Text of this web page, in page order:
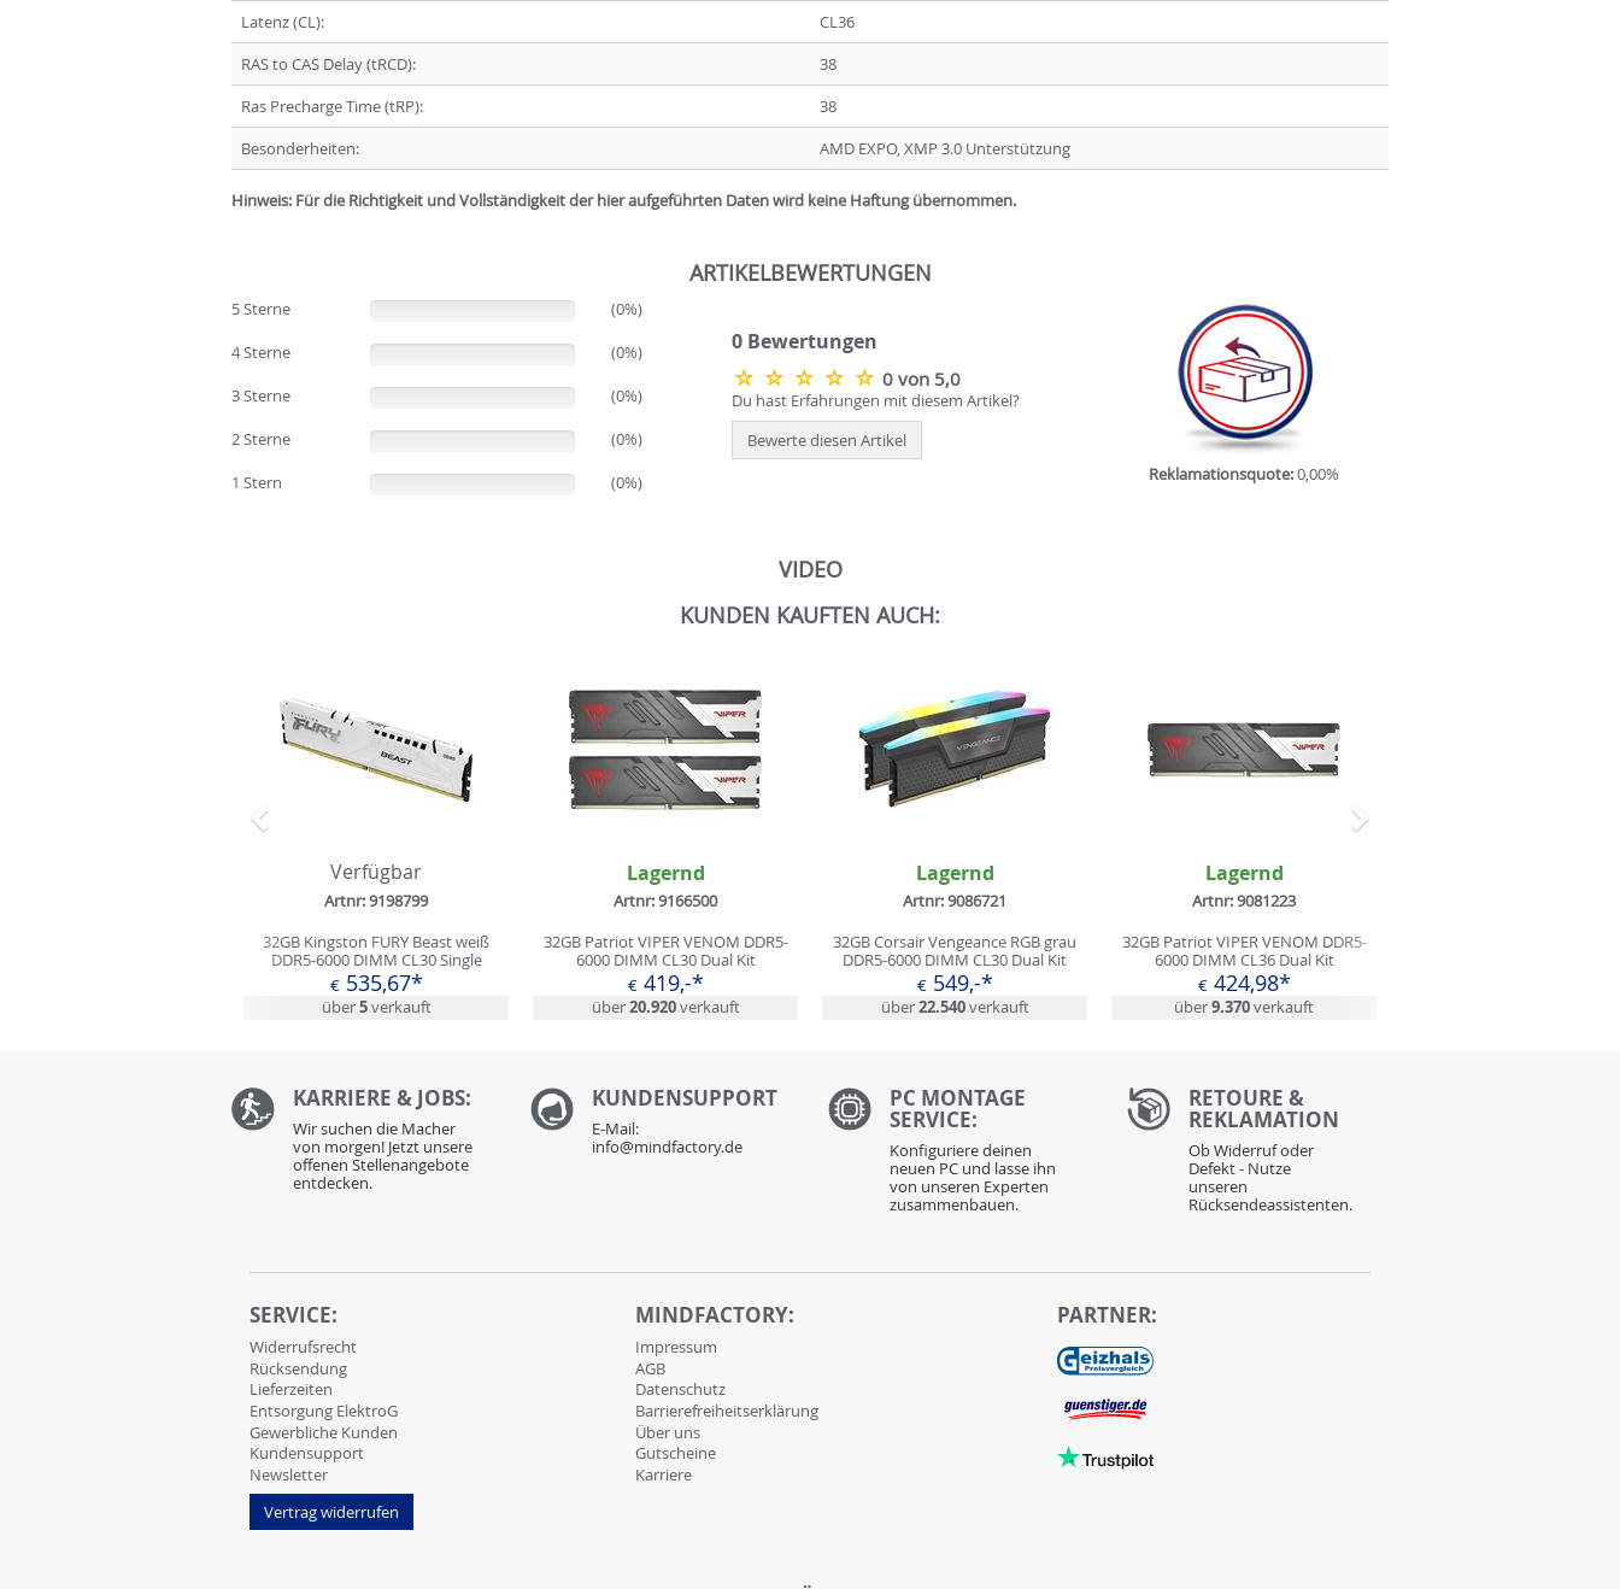
Latenz (CL):
CL36
RAS to CAS Delay (tRCD):
38
Ras Precharge Time (tRP):
38
Besonderheiten:
AMD EXPO, XMP 3.0 Unterstützung
Hinweis: Für die Richtigkeit und Vollständigkeit der hier aufgeführten Daten wird keine Haftung übernommen.
ARTIKELBEWERTUNGEN
5 Sterne
(0%)
4 Sterne
(0%)
3 Sterne
(0%)
2 Sterne
(0%)
1 Stern
(0%)
0 Bewertungen
0 von 5,0
Du hast Erfahrungen mit diesem Artikel?
Bewerte diesen Artikel
Reklamationsquote:0,00%
VIDEO
KUNDEN KAUFTEN AUCH:
Verfügbar
Artnr: 9198799
32GB Kingston FURY Beast weiß
DDR5-6000 DIMM CL30 Single
€535,67*
über5verkauft
Lagernd
Artnr: 9166500
32GB Patriot VIPER VENOM DDR5-
6000 DIMM CL30 Dual Kit
€419,-*
über20.920verkauft
Lagernd
Artnr: 9086721
32GB Corsair Vengeance RGB grau
DDR5-6000 DIMM CL30 Dual Kit
€549,-*
über22.540verkauft
Lagernd
Artnr: 9081223
32GB Patriot VIPER VENOM DDR5-
6000 DIMM CL36 Dual Kit
€424,98*
über9.370verkauft
Zurück Nächstes
KARRIERE & JOBS:
Wir suchen die Macher
von morgen! Jetzt unsere
offenen Stellenangebote
entdecken.
KUNDENSUPPORT
E-Mail:
info@mindfactory.de
PC MONTAGE
SERVICE:
Konfiguriere deinen
neuen PC und lasse ihn
von unseren Experten
zusammenbauen.
RETOURE &
REKLAMATION
Ob Widerruf oder
Defekt - Nutze
unseren
Rücksendeassistenten.
SERVICE:
Widerrufsrecht
Rücksendung
Lieferzeiten
Entsorgung ElektroG
Gewerbliche Kunden
Kundensupport
Newsletter
Vertrag widerrufen
MINDFACTORY:
Impressum
AGB
Datenschutz
Barrierefreiheitserklärung
Über uns
Gutscheine
Karriere
PARTNER: